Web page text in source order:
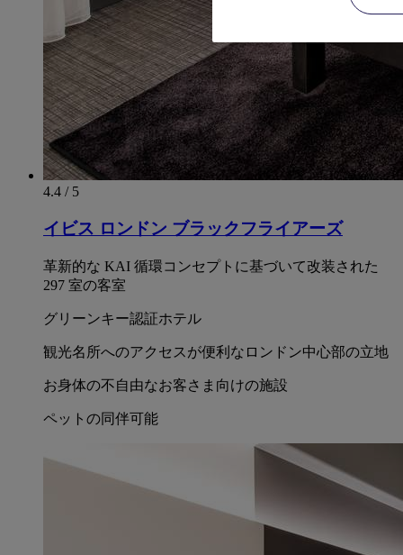
4.4 / 5
イビス ロンドン ブラックフライアーズ
革新的な KAI 循環コンセプトに基づいて改装された
297 室の客室
グリーンキー認証ホテル
観光名所へのアクセスが便利なロンドン中心部の立地
お身体の不自由なお客さま向けの施設
ペットの同伴可能